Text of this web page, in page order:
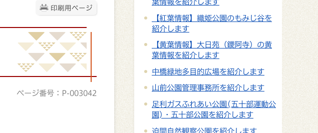
印刷用ページ
ページ番号：P-003042
【紅葉情報】織姫公園のもみじ谷を
紹介します
【黄葉情報】大日苑（鑁阿寺）の黄
葉情報を紹介します
中橋緑地多目的広場を紹介します
山前公園管理事務所を紹介します
足利ガスふれあい公園(五十部運動公
園)・五十部公園を紹介します
迫間自然観察公園を紹介します